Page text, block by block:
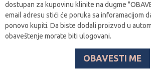
dostupan za kupovinu klinite na dugme
email adresu stići će poruka sa inforamacijom
ponovo kupiti. Da biste dodali proizvod u
obaveštenje morate biti ulogovani.
OBAVESTI ME